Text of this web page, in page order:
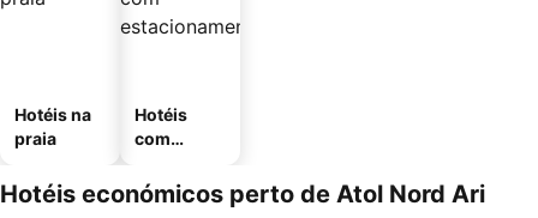
Hotéis na
praia
Hotéis
com
mento
Hotéis económicos perto de Atol Nord Ari